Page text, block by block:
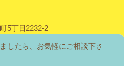
5丁目2232-2
したら、お気軽にご相談下さ